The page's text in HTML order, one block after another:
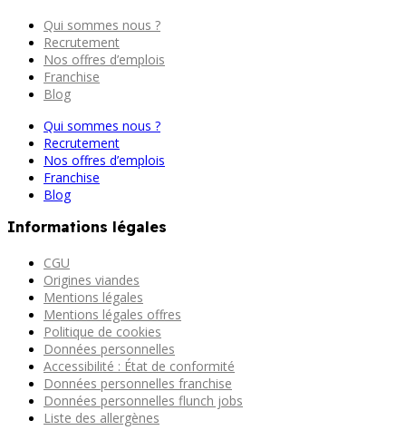
Qui sommes nous ?
Recrutement
Nos offres d’emplois
Franchise
Blog
Qui sommes nous ?
Recrutement
Nos offres d’emplois
Franchise
Blog
Informations légales
CGU
Origines viandes
Mentions légales
Mentions légales offres
Politique de cookies
Données personnelles
Accessibilité : État de conformité
Données personnelles franchise
Données personnelles flunch jobs
Liste des allergènes